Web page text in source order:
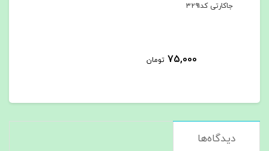
جاکارتی کد۳۲۹۱
75,000 تومان
دیدگاه‌ها